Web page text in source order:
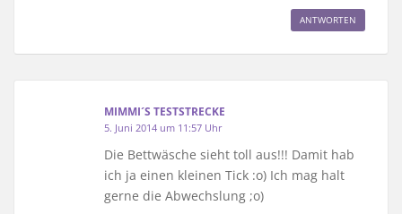
ANTWORTEN
MIMMI´S TESTSTRECKE
5. Juni 2014 um 11:57 Uhr
Die Bettwäsche sieht toll aus!!! Damit hab
ich ja einen kleinen Tick :o) Ich mag halt
gerne die Abwechslung ;o)